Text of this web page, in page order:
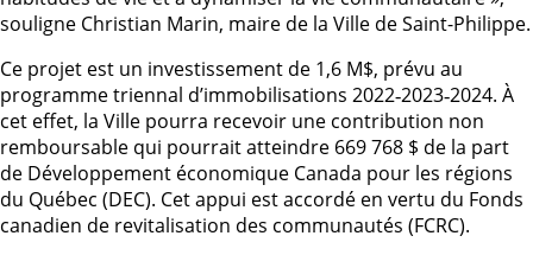
souligne Christian Marin, maire de la Ville de Saint-Philippe.
Ce projet est un investissement de 1,6 M$, prévu au
programme triennal d’immobilisations 2022‑2023‑2024. À
cet effet, la Ville pourra recevoir une contribution non
remboursable qui pourrait atteindre 669 768 $ de la part
de Développement économique Canada pour les régions
du Québec (DEC). Cet appui est accordé en vertu du Fonds
canadien de revitalisation des communautés (FCRC).